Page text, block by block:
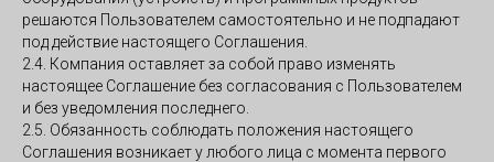
решаются Пользователем самостоятельно и не подпадают
под действие настоящего Соглашения.
2.4. Компания оставляет за собой право изменять
настоящее Соглашение без согласования с Пользователем
и без уведомления последнего.
2.5. Обязанность соблюдать положения настоящего
Соглашения возникает у любого лица с момента первого